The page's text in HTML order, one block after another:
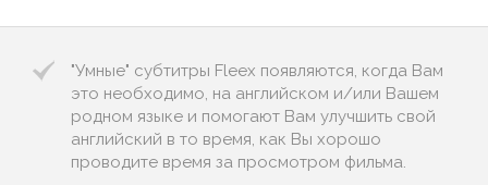
"Умные" субтитры Fleex появляются, когда Вам
это необходимо, на английском и/или Вашем
родном языке и помогают Вам улучшить свой
английский в то время, как Вы хорошо
проводите время за просмотром фильма.